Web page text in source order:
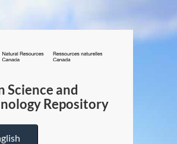
/
Canada
Science and
Repository